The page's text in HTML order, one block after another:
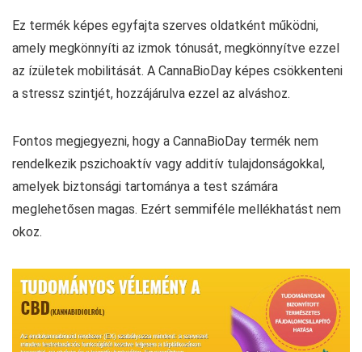
Ez termék képes egyfajta szerves oldatként működni,
amely megkönnyíti az izmok tónusát, megkönnyítve ezzel
az ízületek mobilitását. A CannaBioDay képes csökkenteni
a stressz szintjét, hozzájárulva ezzel az alváshoz.
Fontos megjegyezni, hogy a CannaBioDay termék nem
rendelkezik pszichoaktív vagy additív tulajdonságokkal,
amelyek biztonsági tartománya a test számára
meglehetősen magas. Ezért semmiféle mellékhatást nem
okoz.